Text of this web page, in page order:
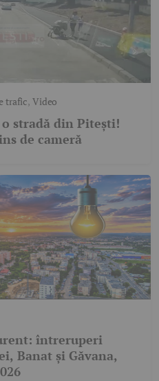
trafic,Video
stradă din Pitești!
de cameră
întreruperi
Banat și Găvana,